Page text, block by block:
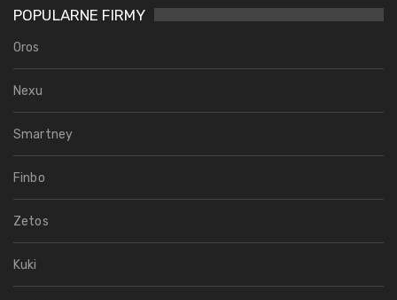
POPULARNE FIRMY
Oros
Nexu
Smartney
Finbo
Zetos
Kuki